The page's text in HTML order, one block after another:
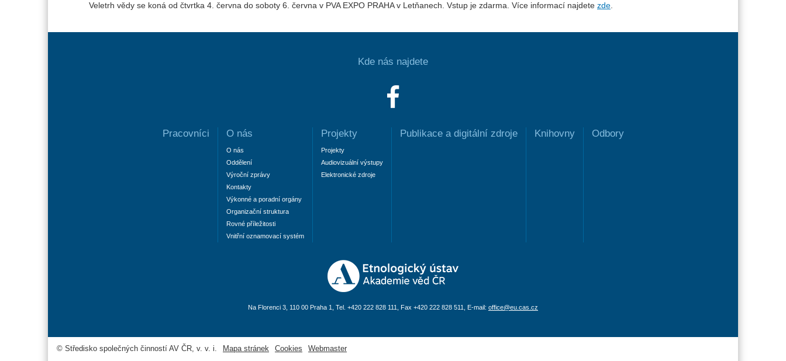
Veletrh vědy se koná od čtvrtka 4. června do soboty 6. června v PVA EXPO PRAHA v Letňanech. Vstup je zdarma. Více informací najdete zde
Kde nás najdete
Pracovníci O nás
O nás
Oddělení
Výroční zprávy
Kontakty
Výkonné a poradní orgány
Organizační struktura
Rovné příležitosti
Vnitřní oznamovací systém
Projekty
Projekty
Audiovizuální výstupy
Elektronické zdroje
Publikace a digitální zdroje Knihovny Odbory
Na Florenci 3, 110 00 Praha 1, Tel. +420 222 828 111, Fax +420 222 828 511, E-mail: office@eu.cas.cz
© Středisko společných činností AV ČR, v. v. i. Mapa stránek Cookies Webmaster